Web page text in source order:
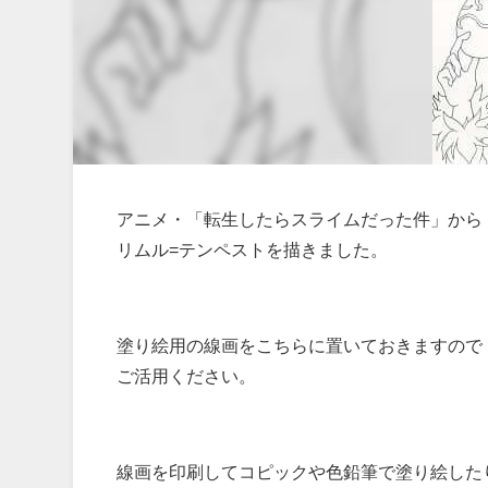
アニメ・「転生したらスライムだった件」から
リムル=テンペストを描きました。
塗り絵用の線画をこちらに置いておきますので
ご活用ください。
線画を印刷してコピックや色鉛筆で塗り絵した